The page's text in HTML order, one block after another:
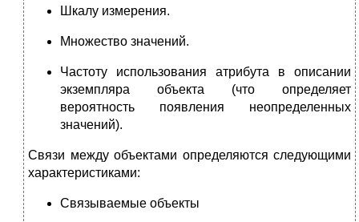
Шкалу измерения.
Множество значений.
Частоту использования атрибута в описании
экземпляра объекта (что определяет
вероятность появления неопределенных
значений).
Связи между объектами определяются следующими
характеристиками:
Связываемые объекты